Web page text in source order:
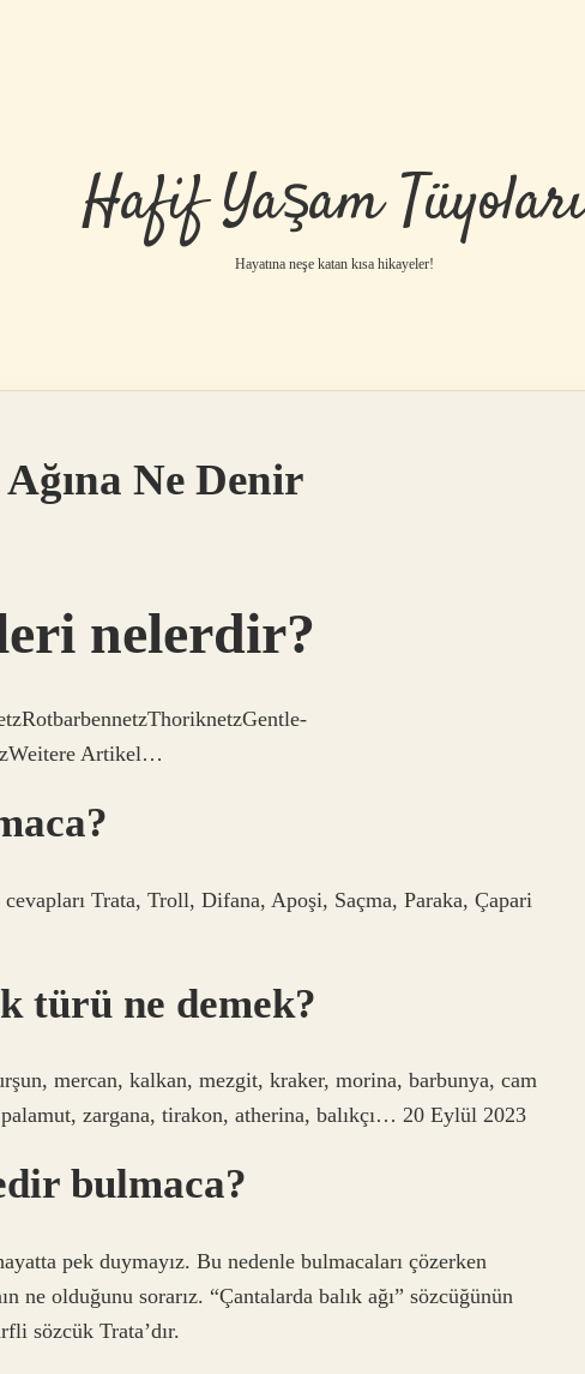
Hafif Yaşam Tüyoları
Hayatına neşe katan kısa hikayeler!
Ne Denir
nelerdir?
Artikel…
Trata, Troll, Difana, Apoşi, Saçma, Paraka, Çapari
türü ne demek?
mercan, kalkan, mezgit, kraker, morina, barbunya, cam
zargana, tirakon, atherina, balıkçı… 20 Eylül 2023
bulmaca?
pek duymayız. Bu nedenle bulmacaları çözerken
ne olduğunu sorarız. “Çantalarda balık ağı” sözcüğünün
sözcük Trata’dır.